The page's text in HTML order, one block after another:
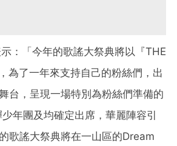
：「今年的歌謠大祭典將以『THE
為了一年來支持自己的粉絲們，出
台，呈現一場特別為粉絲們準備的
年團及均確定出席，華麗陣容引
歌謠大祭典將在一山區的Dream